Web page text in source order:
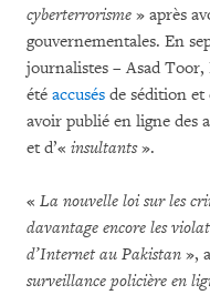
cyberterrorisme » après
gouvernementales. En
journalistes – Asad
été accusés de sédition et
avoir publié en ligne des
et d’« insultants».
« La nouvelle loi sur les
davantage encore les
d’Internet au Pakistan »,
surveillance policière en